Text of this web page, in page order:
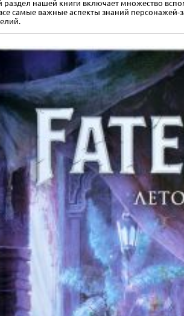
раздел нашей книги включает множество
самые важные аспекты знаний персонажей-